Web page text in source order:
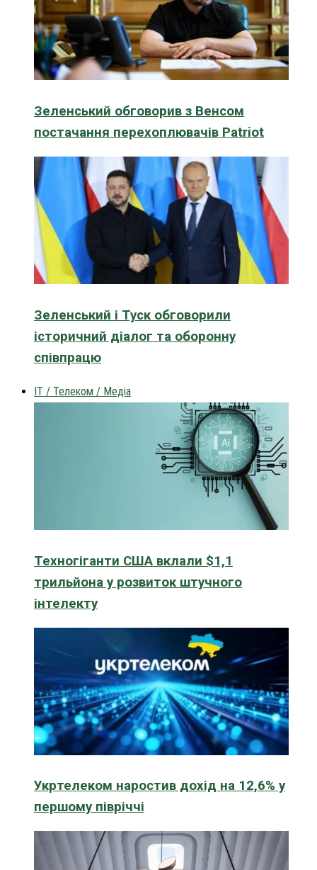
Зеленський обговорив з Венсом
постачання перехоплювачів Patriot
Зеленський і Туск обговорили
історичний діалог та оборонну
співпрацю
IT / Телеком / Медіа
Техногіганти США вклали $1,1
трильйона у розвиток штучного
інтелекту
Укртелеком наростив дохід на 12,6% у
першому півріччі